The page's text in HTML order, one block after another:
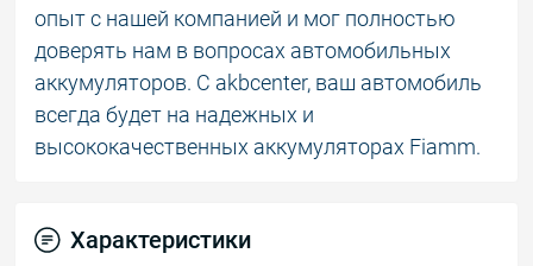
опыт с нашей компанией и мог полностью
доверять нам в вопросах автомобильных
аккумуляторов. С akbcenter, ваш автомобиль
всегда будет на надежных и
высококачественных аккумуляторах Fiamm.
Характеристики